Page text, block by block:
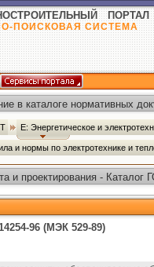
ПОРТАЛ
ПОИСКОВАЯ СИСТЕМА
в каталоге нормативных
Е: Энергетическое и
и нормы по электротехнике и
и проектирования - Каталог
96 (МЭК 529-89)